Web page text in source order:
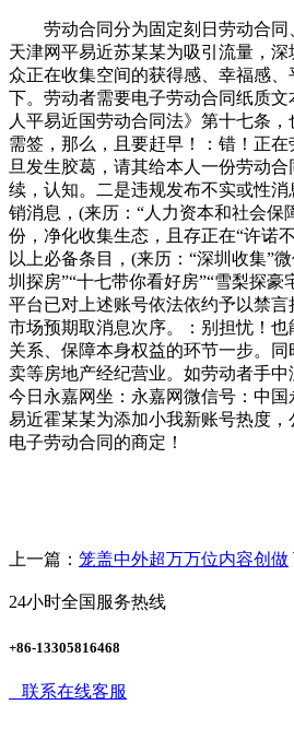
劳动合同分为固定刻日劳动合同
天津网平易近苏某某为吸引流量，
众正在收集空间的获得感、幸福感
下。劳动者需要电子劳动合同纸质
人平易近国劳动合同法》第十七条
需签，那么，且要赶早！：错！正
旦发生胶葛，请其给本人一份劳动合
续，认知。二是违规发布不实或性
销消息，(来历：“人力资本和社会
份，净化收集生态，且存正在“许诺
以上必备条目，(来历：“深圳收集”
圳探房”“十七带你看好房”“雪梨探
平台已对上述账号依法依约予以禁
市场预期取消息次序。：别担忧！
关系、保障本身权益的环节一步。
卖等房地产经纪营业。如劳动者手
今日永嘉网坐：永嘉网微信号：中国
易近霍某某为添加小我新账号热度
电子劳动合同的商定！
上一篇： 笼盖中外超万万位内容创做
24小时全国服务热线
+86-13305816468
联系在线客服